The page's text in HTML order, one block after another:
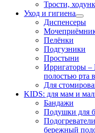
Трости,
Уход и гигиена
Диспенсеры
Пелёнки
Подгузники
Простыни
Ирригаторы –
полостью рта
Для
KIDS: для мам и
Бандажи
Подушки для
бережный